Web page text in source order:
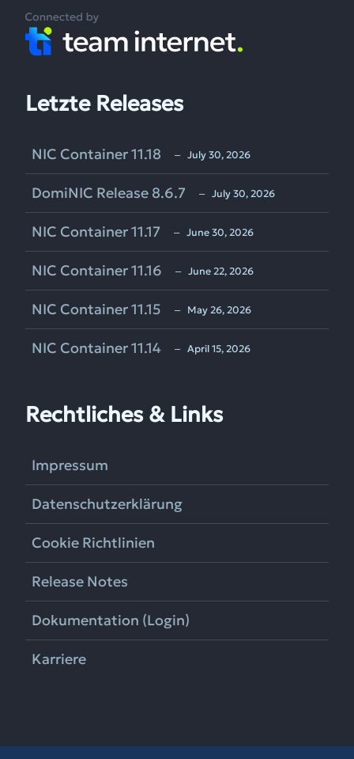
Letzte Releases
NIC Container 11.18 ‒ July 30, 2026
DomiNIC Release 8.6.7 ‒ July 30, 2026
NIC Container 11.17 ‒ June 30, 2026
NIC Container 11.16 ‒ June 22, 2026
NIC Container 11.15 ‒ May 26, 2026
NIC Container 11.14 ‒ April 15, 2026
Rechtliches & Links
Impressum
Datenschutzerklärung
Cookie Richtlinien
Release Notes
Dokumentation (Login)
Karriere